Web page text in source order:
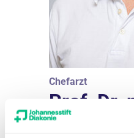
Chefarzt
Prof. Dr.
Petersen